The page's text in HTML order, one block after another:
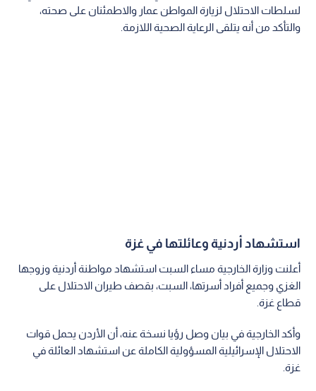
لسلطات الاحتلال لزيارة المواطن عمار والاطمئنان على صحته،
والتأكد من أنه يتلقى الرعاية الصحية اللازمة.
استشهاد أردنية وعائلتها في غزة
أعلنت وزارة الخارجية مساء السبت استشهاد مواطنة أردنية وزوجها
الغزي وجميع أفراد أسرتها، السبت، بقصف طيران الاحتلال على
قطاع غزة.
وأكد الخارجية في بيان وصل رؤيا نسخة عنه، أن الأردن يحمل قوات
الاحتلال الإسرائيلية المسؤولية الكاملة عن استشهاد العائلة في
غزة.